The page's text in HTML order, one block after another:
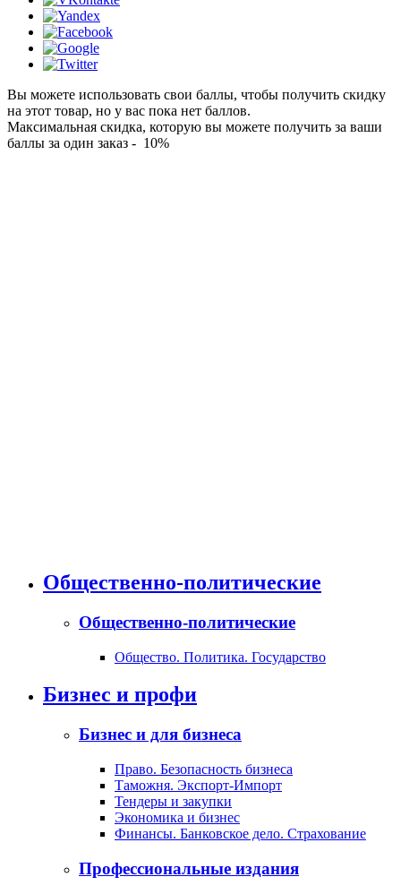
Вы можете использовать свои баллы, чтобы получить скидку
на этот товар, но у вас пока нет баллов.
Максимальная скидка, которую вы можете получить за ваши
баллы за один заказ - 10%
Общественно-политические
Общественно-политические
Общество. Политика. Государство
Бизнес и профи
Бизнес и для бизнеса
Право. Безопасность бизнеса
Таможня. Экспорт-Импорт
Тендеры и закупки
Экономика и бизнес
Финансы. Банковское дело. Страхование
Профессиональные издания